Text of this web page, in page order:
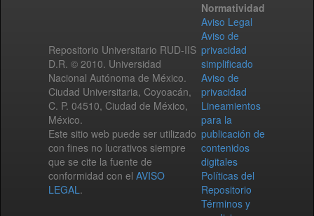
Repositorio Universitario RUD-IIS
D.R. © 2010. Universidad
Nacional Autónoma de México.
Ciudad Universitaria, Coyoacán,
C. P. 04510, Ciudad de México,
México.
Este sitio web puede ser utilizado
con fines no lucrativos siempre
que se cite la fuente de
conformidad con el AVISO
LEGAL.
Normatividad
Aviso Legal
Aviso de
privacidad
simplificado
Aviso de
privacidad
Lineamientos
para la
publicación de
contenidos
digitales
Políticas del
Repositorio
Términos y